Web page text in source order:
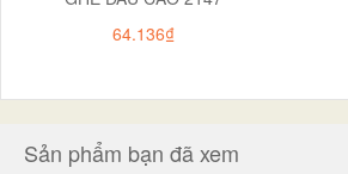
64.136₫
Sản phẩm bạn đã xem